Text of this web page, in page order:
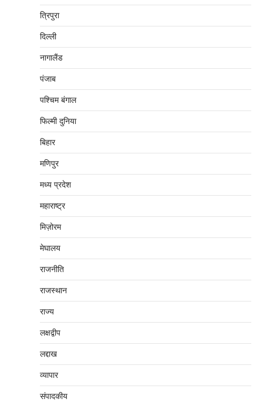
त्रिपुरा
दिल्‍ली
नागालैंड
पंजाब
पश्चिम बंगाल
फिल्मी दुनिया
बिहार
मणिपुर
मध्‍य प्रदेश
महाराष्‍ट्र
मिज़ोरम
मेघालय
राजनीति
राजस्थान
राज्य
लक्षद्वीप
लद्दाख
व्यापार
संपादकीय